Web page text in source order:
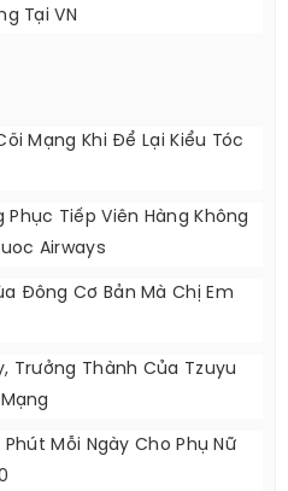
Tại VN
Mạng Khi Để Lại Kiểu Tóc
Phục Tiếp Viên Hàng Không
Airways
Đông Cơ Bản Mà Chị Em
Trưởng Thành Của Tzuyu
Phút Mỗi Ngày Cho Phụ Nữ